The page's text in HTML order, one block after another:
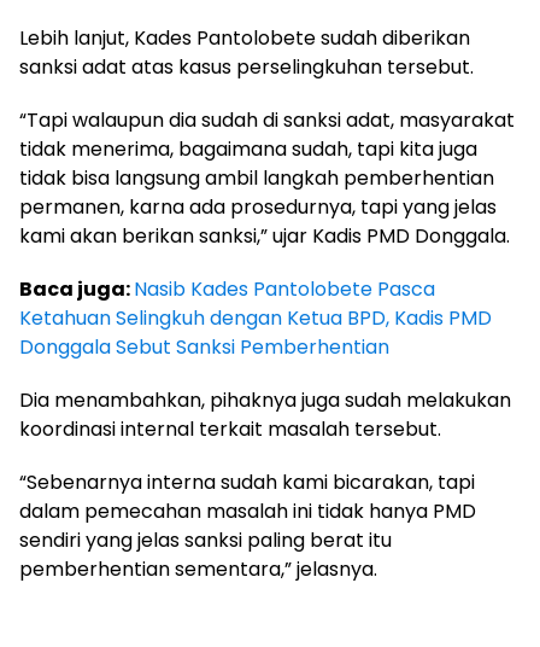
Lebih lanjut, Kades Pantolobete sudah diberikan
sanksi adat atas kasus perselingkuhan tersebut.
“Tapi walaupun dia sudah di sanksi adat, masyarakat
tidak menerima, bagaimana sudah, tapi kita juga
tidak bisa langsung ambil langkah pemberhentian
permanen, karna ada prosedurnya, tapi yang jelas
kami akan berikan sanksi,” ujar Kadis PMD Donggala.
Baca juga:Nasib Kades Pantolobete Pasca
Ketahuan Selingkuh dengan Ketua BPD, Kadis PMD
Donggala Sebut Sanksi Pemberhentian
Dia menambahkan, pihaknya juga sudah melakukan
koordinasi internal terkait masalah tersebut.
“Sebenarnya interna sudah kami bicarakan, tapi
dalam pemecahan masalah ini tidak hanya PMD
sendiri yang jelas sanksi paling berat itu
pemberhentian sementara,” jelasnya.